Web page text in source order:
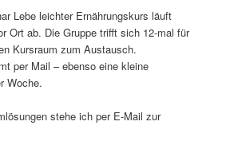
Lebe leichter Ernährungskurs läuft
Ort ab. Die Gruppe trifft sich 12-mal für
Kursraum zum Austausch.
per Mail – ebenso eine kleine
Woche.
stehe ich per E-Mail zur